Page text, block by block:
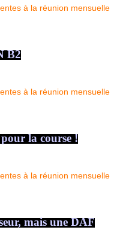
B2
la course !
mais une DAF